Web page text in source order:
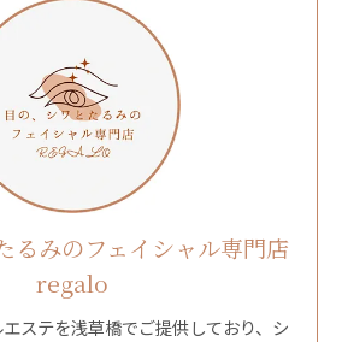
るみのフェイシャル専門店
regalo
ステを浅草橋でご提供しており、シ